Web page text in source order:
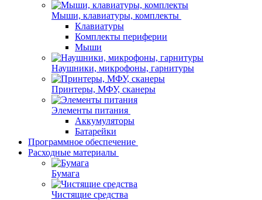
Мыши, клавиатуры, комплекты
Клавиатуры
Комплекты периферии
Мыши
Наушники, микрофоны, гарнитуры
Принтеры, МФУ, сканеры
Элементы питания
Аккумуляторы
Батарейки
Программное обеспечение
Расходные материалы
Бумага
Чистящие средства